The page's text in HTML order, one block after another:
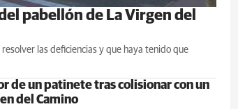
pabellón de La Virgen del
las deficiencias y que haya tenido que
de un patinete tras colisionar con un
del Camino